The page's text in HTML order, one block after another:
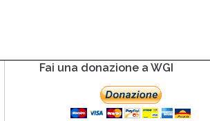
Fai una donazione a WGI